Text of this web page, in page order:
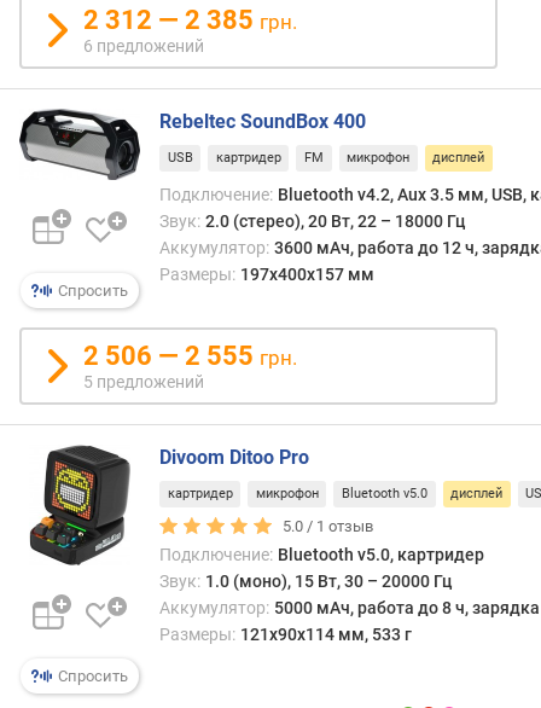
о
л
и
ч
е
с
т
у
п
е
д
о
н
и
й
B
l
u
t
o
2 312 — 2 385 грн.
6 предложений
Спросить
Rebeltec SoundBox 400
USB картридер FM микрофон дисплей
Подключение: Bluetooth v4.2, Aux 3.5 мм, USB,
Звук: 2.0 (стерео), 20 Вт, 22 – 18000 Гц
Аккумулятор: 3600 мАч, работа до 12 ч,
Размеры: 197x400x157 мм
2 506 — 2 555 грн.
5 предложений
Спросить
Divoom Ditoo Pro
картридер микрофон Bluetooth v5.0 дисплей
5.0 / 1 отзыв
Подключение: Bluetooth v5.0, картридер
Звук: 1.0 (моно), 15 Вт, 30 – 20000 Гц
Аккумулятор: 5000 мАч, работа до 8 ч, зарядка
Размеры: 121x90x114 мм, 533 г